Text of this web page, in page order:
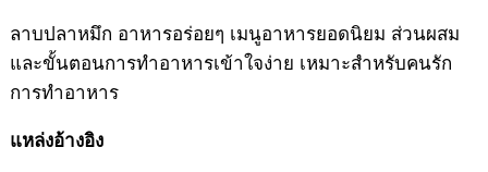
ลาบปลาหมึก อาหารอร่อยๆ เมนูอาหารยอดนิยม ส่วนผสม
และขั้นตอนการทำอาหารเข้าใจง่าย เหมาะสำหรับคนรัก
การทำอาหาร
แหล่งอ้างอิง